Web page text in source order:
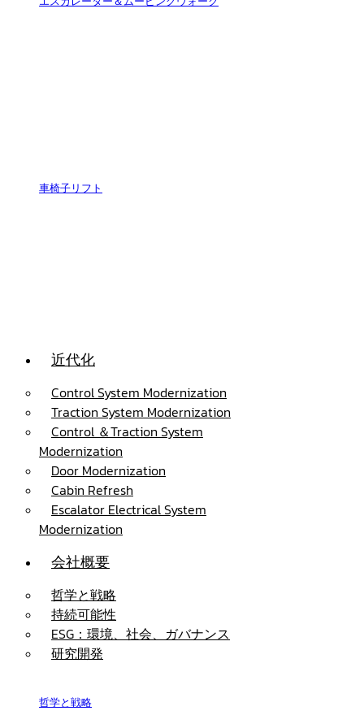
車椅子リフト
近代化
Control System Modernization
Traction System Modernization
Control ＆Traction System
Modernization
Door Modernization
Cabin Refresh
Escalator Electrical System
Modernization
会社概要
哲学と戦略
持続可能性
ESG：環境、社会、ガバナンス
研究開発
哲学と戦略